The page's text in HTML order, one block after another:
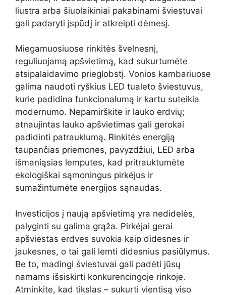
liustra arba šiuolaikiniai pakabinami šviestuvai
gali padaryti įspūdį ir atkreipti dėmesį.
Miegamuosiuose rinkitės švelnesnį,
reguliuojamą apšvietimą, kad sukurtumėte
atsipalaidavimo prieglobstį. Vonios kambariuose
galima naudoti ryškius LED tualeto šviestuvus,
kurie padidina funkcionalumą ir kartu suteikia
modernumo. Nepamirškite ir lauko erdvių;
atnaujintas lauko apšvietimas gali gerokai
padidinti patrauklumą. Rinkitės energiją
taupančias priemones, pavyzdžiui, LED arba
išmaniąsias lemputes, kad pritrauktumėte
ekologiškai sąmoningus pirkėjus ir
sumažintumėte energijos sąnaudas.
Investicijos į naują apšvietimą yra nedidelės,
palyginti su galima grąža. Pirkėjai gerai
apšviestas erdves suvokia kaip didesnes ir
jaukesnes, o tai gali lemti didesnius pasiūlymus.
Be to, madingi šviestuvai gali padėti jūsų
namams išsiskirti konkurencingoje rinkoje.
Atminkite, kad tikslas – sukurti vientisą viso